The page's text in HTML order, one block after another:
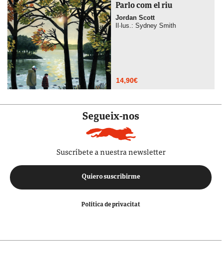
Parlo com el riu
Jordan Scott
Il·lus.: Sydney Smith
14,90€
Segueix-nos
Suscríbete a nuestra newsletter
Quiero suscribirme
Política de privacitat